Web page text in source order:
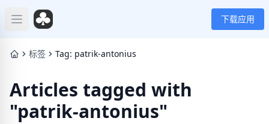
Open main menu 下载应用
标签 Tag: patrik-antonius
Articles tagged with
"patrik-antonius"